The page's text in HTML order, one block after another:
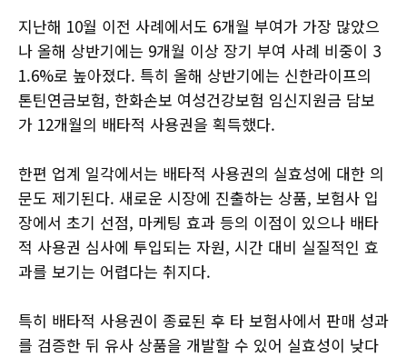
지난해 10월 이전 사례에서도 6개월 부여가 가장 많았으
나 올해 상반기에는 9개월 이상 장기 부여 사례 비중이 3
1.6%로 높아졌다. 특히 올해 상반기에는 신한라이프의
톤틴연금보험, 한화손보 여성건강보험 임신지원금 담보
가 12개월의 배타적 사용권을 획득했다.
한편 업계 일각에서는 배타적 사용권의 실효성에 대한 의
문도 제기된다. 새로운 시장에 진출하는 상품, 보험사 입
장에서 초기 선점, 마케팅 효과 등의 이점이 있으나 배타
적 사용권 심사에 투입되는 자원, 시간 대비 실질적인 효
과를 보기는 어렵다는 취지다.
특히 배타적 사용권이 종료된 후 타 보험사에서 판매 성과
를 검증한 뒤 유사 상품을 개발할 수 있어 실효성이 낮다